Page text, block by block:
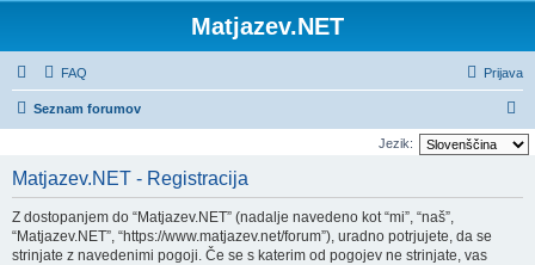
Matjazev.NET
FAQ Prijava
Seznam forumov
s
Jezik:
Matjazev.NET - Registracija
Z dostopanjem do “Matjazev.NET” (nadalje navedeno kot “mi”, “naš”,
“Matjazev.NET”, “https://www.matjazev.net/forum”), uradno potrjujete, da se
strinjate z navedenimi pogoji. Če se s katerim od pogojev ne strinjate, vas